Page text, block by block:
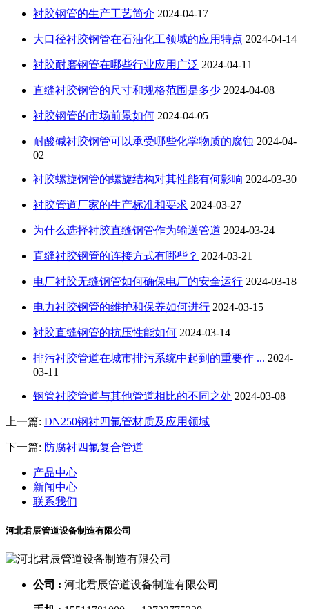
衬胶钢管的生产工艺简介 2024-04-17
大口径衬胶钢管在石油化工领域的应用特点 2024-04-14
衬胶耐磨钢管在哪些行业应用广泛 2024-04-11
直缝衬胶钢管的尺寸和规格范围是多少 2024-04-08
衬胶钢管的市场前景如何 2024-04-05
耐酸碱衬胶钢管可以承受哪些化学物质的腐蚀 2024-04-
02
衬胶螺旋钢管的螺旋结构对其性能有何影响 2024-03-30
衬胶管道厂家的生产标准和要求 2024-03-27
为什么选择衬胶直缝钢管作为输送管道 2024-03-24
直缝衬胶钢管的连接方式有哪些？ 2024-03-21
电厂衬胶无缝钢管如何确保电厂的安全运行 2024-03-18
电力衬胶钢管的维护和保养如何进行 2024-03-15
衬胶直缝钢管的抗压性能如何 2024-03-14
排污衬胶管道在城市排污系统中起到的重要作 ... 2024-
03-11
钢管衬胶管道与其他管道相比的不同之处 2024-03-08
上一篇: DN250钢衬四氟管材质及应用领域
下一篇: 防腐衬四氟复合管道
产品中心
新闻中心
联系我们
河北君辰管道设备制造有限公司
公司 : 河北君辰管道设备制造有限公司